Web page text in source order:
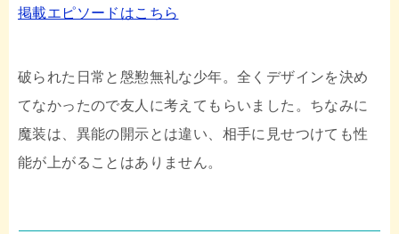
掲載エピソードはこちら
破られた日常と慇懃無礼な少年。全くデザインを決め
てなかったので友人に考えてもらいました。ちなみに
魔装は、異能の開示とは違い、相手に見せつけても性
能が上がることはありません。